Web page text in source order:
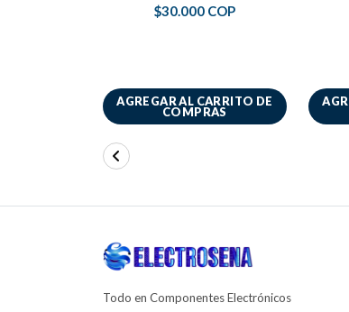
$30.000 COP
AGREGAR AL CARRITO DE
COMPRAS
Todo en Componentes Electrónicos